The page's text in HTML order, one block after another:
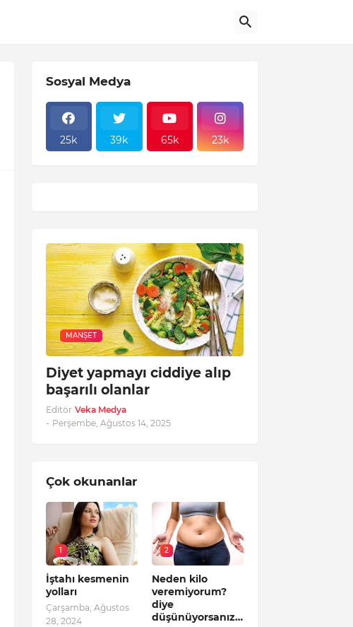
Sosyal Medya
25k 39k 65k 23k
MANŞET
Diyet yapmayı ciddiye alıp
başarılı olanlar
Editör Veka Medya
- Perşembe, Ağustos 14, 2025
Çok okunanlar
1
İştahı kesmenin
yolları
Çarşamba, Ağustos
28, 2024
2
Neden kilo
veremiyorum?
diye
düşünüyorsanız…